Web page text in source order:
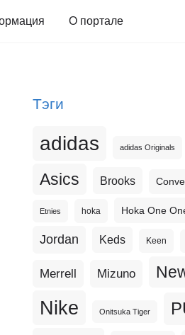
О портале
Тэги
adidas adidas Originals
Asics Brooks
Etnies hoka Hoka One
Jordan Keds Keen
Merrell Mizuno
Nike Onitsuka Tiger